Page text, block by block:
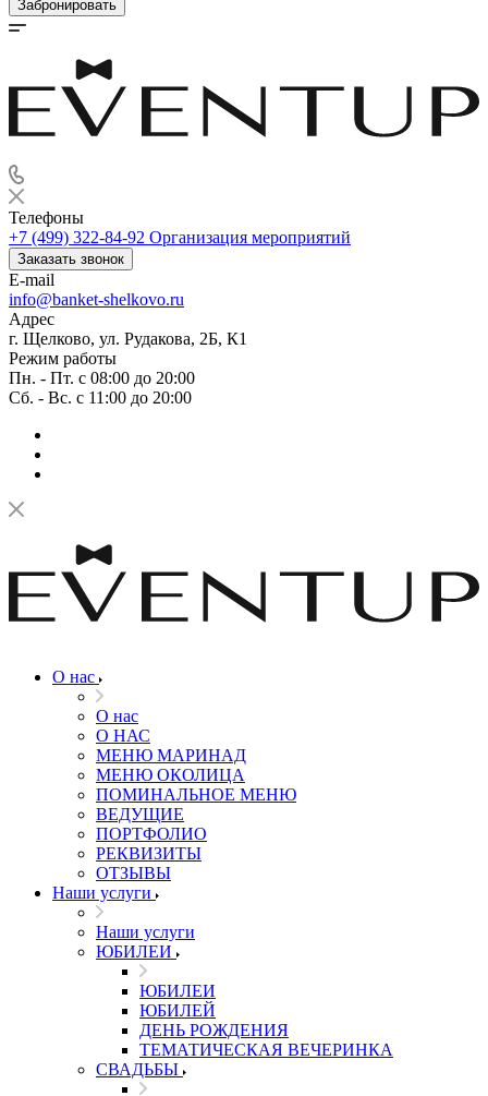
Забронировать
Телефоны
+7 (499) 322-84-92 Организация мероприятий
Заказать звонок
E-mail
info@banket-shelkovo.ru
Адрес
г. Щелково, ул. Рудакова, 2Б, К1
Режим работы
Пн. - Пт. с 08:00 до 20:00
Сб. - Вс. с 11:00 до 20:00
О нас
О нас
О НАС
МЕНЮ МАРИНАД
МЕНЮ ОКОЛИЦА
ПОМИНАЛЬНОЕ МЕНЮ
ВЕДУЩИЕ
ПОРТФОЛИО
РЕКВИЗИТЫ
ОТЗЫВЫ
Наши услуги
Наши услуги
ЮБИЛЕИ
ЮБИЛЕИ
ЮБИЛЕЙ
ДЕНЬ РОЖДЕНИЯ
ТЕМАТИЧЕСКАЯ ВЕЧЕРИНКА
СВАДЬБЫ